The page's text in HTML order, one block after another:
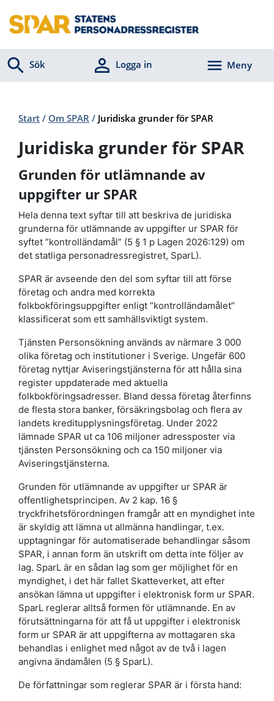
Sök Logga in Meny
Start / Om SPAR / Juridiska grunder för SPAR
Juridiska grunder för SPAR
Grunden för utlämnande av
uppgifter ur SPAR
Hela denna text syftar till att beskriva de juridiska
grunderna för utlämnande av uppgifter ur SPAR för
syftet ”kontrolländamål” (5 § 1 p Lagen 2026:129) om
det statliga personadressregistret, SparL).
SPAR är avseende den del som syftar till att förse
företag och andra med korrekta
folkbokföringsuppgifter enligt ”kontrolländamålet”
klassificerat som ett samhällsviktigt system.
Tjänsten Personsökning används av närmare 3 000
olika företag och institutioner i Sverige. Ungefär 600
företag nyttjar Aviseringstjänsterna för att hålla sina
register uppdaterade med aktuella
folkbokföringsadresser. Bland dessa företag återfinns
de flesta stora banker, försäkringsbolag och flera av
landets kreditupplysningsföretag. Under 2022
lämnade SPAR ut ca 106 miljoner adressposter via
tjänsten Personsökning och ca 150 miljoner via
Aviseringstjänsterna.
Grunden för utlämnande av uppgifter ur SPAR är
offentlighetsprincipen. Av 2 kap. 16 §
tryckfrihetsförordningen framgår att en myndighet inte
är skyldig att lämna ut allmänna handlingar, t.ex.
upptagningar för automatiserade behandlingar såsom
SPAR, i annan form än utskrift om detta inte följer av
lag. SparL är en sådan lag som ger möjlighet för en
myndighet, i det här fallet Skatteverket, att efter
ansökan lämna ut uppgifter i elektronisk form ur SPAR.
SparL reglerar alltså formen för utlämnande. En av
förutsättningarna för att få ut uppgifter i elektronisk
form ur SPAR är att uppgifterna av mottagaren ska
behandlas i enlighet med något av de två i lagen
angivna ändamålen (5 § SparL).
De författningar som reglerar SPAR är i första hand: